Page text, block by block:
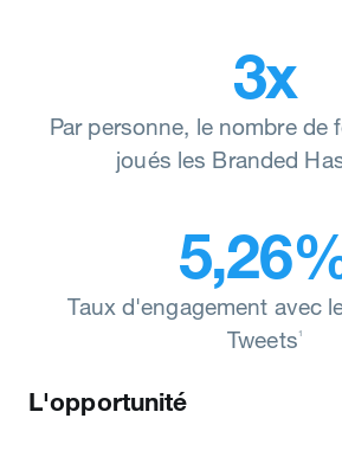
3x
Par personne, le nombre de
joués les Branded
Taux d'engagement avec
Tweets1
L'opportunité